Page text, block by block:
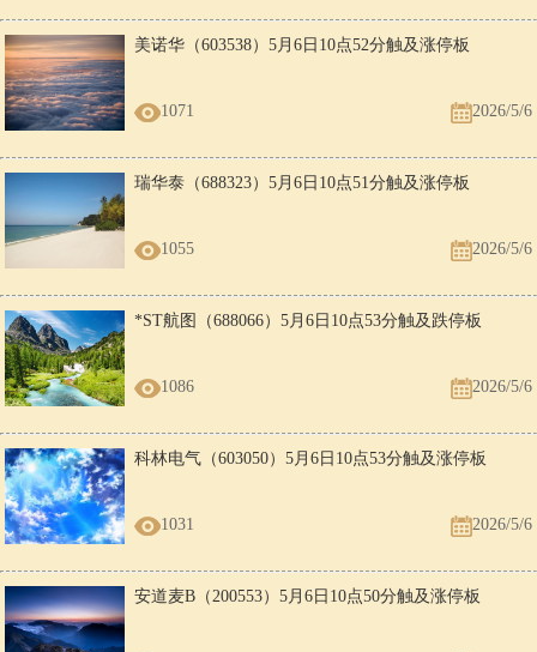
美诺华（603538）5月6日10点52分触及涨停板
1071 2026/5/6
瑞华泰（688323）5月6日10点51分触及涨停板
1055 2026/5/6
*ST航图（688066）5月6日10点53分触及跌停板
1086 2026/5/6
科林电气（603050）5月6日10点53分触及涨停板
1031 2026/5/6
安道麦B（200553）5月6日10点50分触及涨停板